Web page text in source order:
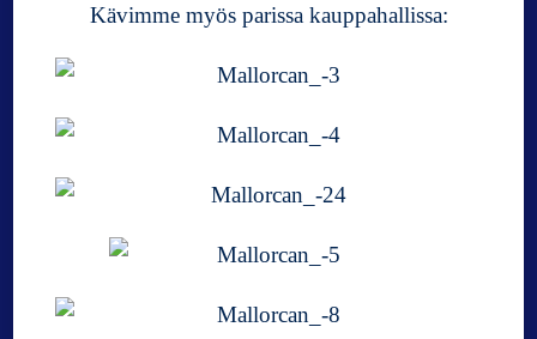
Kävimme myös parissa kauppahallissa: